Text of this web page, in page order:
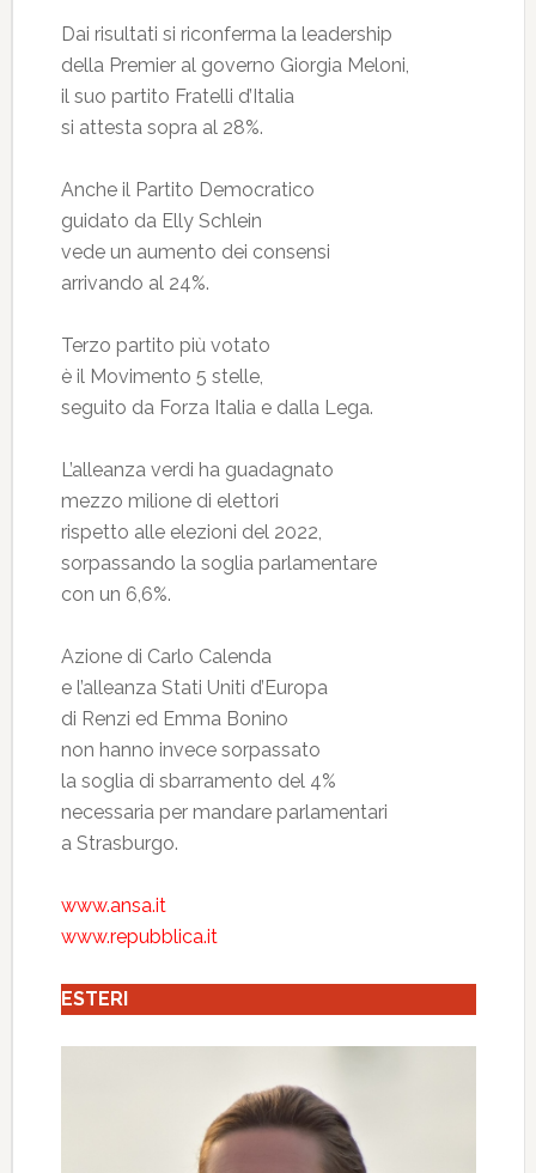
Dai risultati si riconferma la leadership
della Premier al governo Giorgia Meloni,
il suo partito Fratelli d’Italia
si attesta sopra al 28%.
Anche il Partito Democratico
guidato da Elly Schlein
vede un aumento dei consensi
arrivando al 24%.
Terzo partito più votato
è il Movimento 5 stelle,
seguito da Forza Italia e dalla Lega.
L’alleanza verdi ha guadagnato
mezzo milione di elettori
rispetto alle elezioni del 2022,
sorpassando la soglia parlamentare
con un 6,6%.
Azione di Carlo Calenda
e l’alleanza Stati Uniti d’Europa
di Renzi ed Emma Bonino
non hanno invece sorpassato
la soglia di sbarramento del 4%
necessaria per mandare parlamentari
a Strasburgo.
www.ansa.it
www.repubblica.it
ESTERI